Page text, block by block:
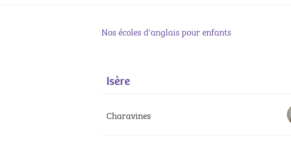
Nos écoles d'anglais pour enfants
Isère
Charavines